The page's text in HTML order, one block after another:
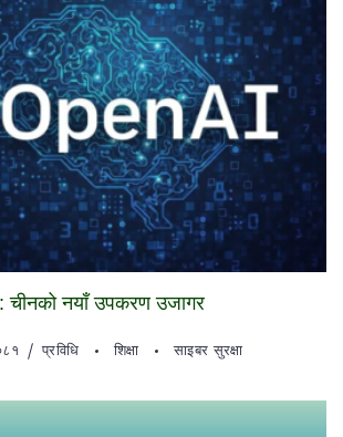
चीनको नयाँ उपकरण उजागर
प्रविधि शिक्षा साइबर सुरक्षा